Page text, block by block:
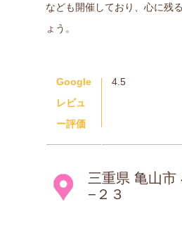
なども開催しており、心に残
ょう。
Google
レビュ
ー評価
4.5
三重県 亀山市
−２３